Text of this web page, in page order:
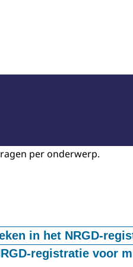
per onderwerp.
in het NRGD-
door te klikken opZoek
registratie voor